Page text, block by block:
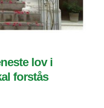
lov i
forstås